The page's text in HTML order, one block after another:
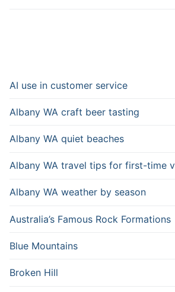
AI use in customer service
Albany WA craft beer tasting
Albany WA quiet beaches
Albany WA travel tips for first-time
Albany WA weather by season
Australia’s Famous Rock Formations
Blue Mountains
Broken Hill